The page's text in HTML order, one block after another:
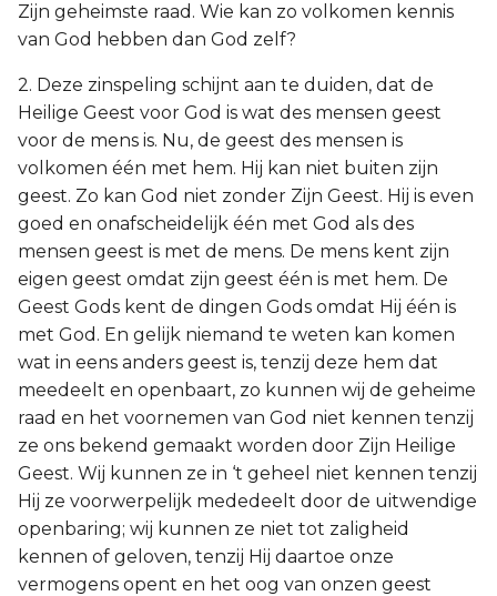
Zijn geheimste raad. Wie kan zo volkomen kennis
van God hebben dan God zelf?
2. Deze zinspeling schijnt aan te duiden, dat de
Heilige Geest voor God is wat des mensen geest
voor de mens is. Nu, de geest des mensen is
volkomen één met hem. Hij kan niet buiten zijn
geest. Zo kan God niet zonder Zijn Geest. Hij is even
goed en onafscheidelijk één met God als des
mensen geest is met de mens. De mens kent zijn
eigen geest omdat zijn geest één is met hem. De
Geest Gods kent de dingen Gods omdat Hij één is
met God. En gelijk niemand te weten kan komen
wat in eens anders geest is, tenzij deze hem dat
meedeelt en openbaart, zo kunnen wij de geheime
raad en het voornemen van God niet kennen tenzij
ze ons bekend gemaakt worden door Zijn Heilige
Geest. Wij kunnen ze in ‘t geheel niet kennen tenzij
Hij ze voorwerpelijk mededeelt door de uitwendige
openbaring; wij kunnen ze niet tot zaligheid
kennen of geloven, tenzij Hij daartoe onze
vermogens opent en het oog van onzen geest